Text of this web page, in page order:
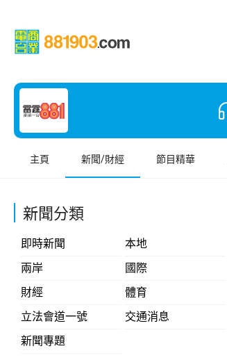
主頁 新聞/財經 節目精華
新聞分類
即時新聞
本地
兩岸
國際
財經
體育
立法會道一號
交通消息
新聞專題